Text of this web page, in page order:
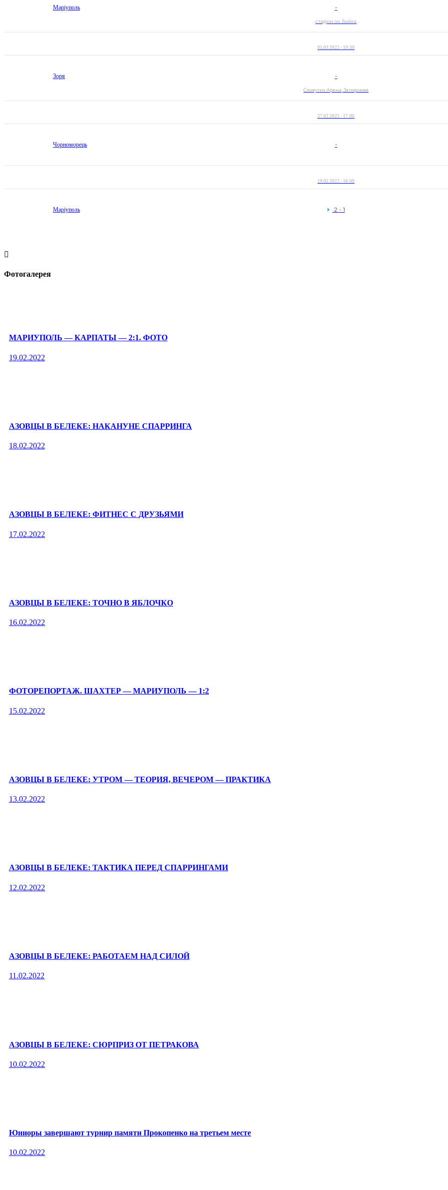
Маріуполь -
стадіон ім. Бойка
05.03.2022 - 19:30
Зоря -
Славутич Арена, Запоріжжя
27.02.2022 - 17:00
Чорноморець -
19.02.2022 - 16:00
Маріуполь 2 - 1
Фотогалерея
МАРИУПОЛЬ — КАРПАТЫ — 2:1. ФОТО
19.02.2022
АЗОВЦЫ В БЕЛЕКЕ: НАКАНУНЕ СПАРРИНГА
18.02.2022
АЗОВЦЫ В БЕЛЕКЕ: ФИТНЕС С ДРУЗЬЯМИ
17.02.2022
АЗОВЦЫ В БЕЛЕКЕ: ТОЧНО В ЯБЛОЧКО
16.02.2022
ФОТОРЕПОРТАЖ. ШАХТЕР — МАРИУПОЛЬ — 1:2
15.02.2022
АЗОВЦЫ В БЕЛЕКЕ: УТРОМ — ТЕОРИЯ, ВЕЧЕРОМ — ПРАКТИКА
13.02.2022
АЗОВЦЫ В БЕЛЕКЕ: ТАКТИКА ПЕРЕД СПАРРИНГАМИ
12.02.2022
АЗОВЦЫ В БЕЛЕКЕ: РАБОТАЕМ НАД СИЛОЙ
11.02.2022
АЗОВЦЫ В БЕЛЕКЕ: СЮРПРИЗ ОТ ПЕТРАКОВА
10.02.2022
Юниоры завершают турнир памяти Прокопенко на третьем месте
10.02.2022